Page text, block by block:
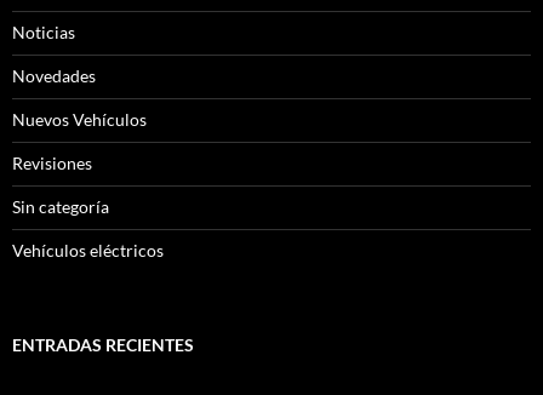
Noticias
Novedades
Nuevos Vehículos
Revisiones
Sin categoría
Vehículos eléctricos
ENTRADAS RECIENTES